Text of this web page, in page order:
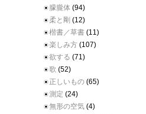
朦朧体 (94)
柔と剛 (12)
楷書／草書 (11)
楽しみ方 (107)
欲する (71)
歌 (52)
正しいもの (65)
測定 (24)
無形の空気 (4)